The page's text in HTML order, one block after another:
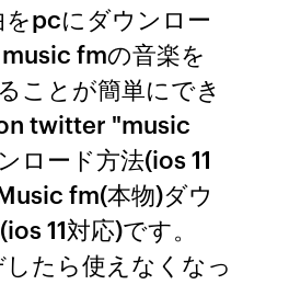
pcにダウンロー
fmの音楽を
ことが簡単にでき
twitter "music
ロード方法(ios 11
fm(本物)ダウ
11対応)です。
たら使えなくなっ